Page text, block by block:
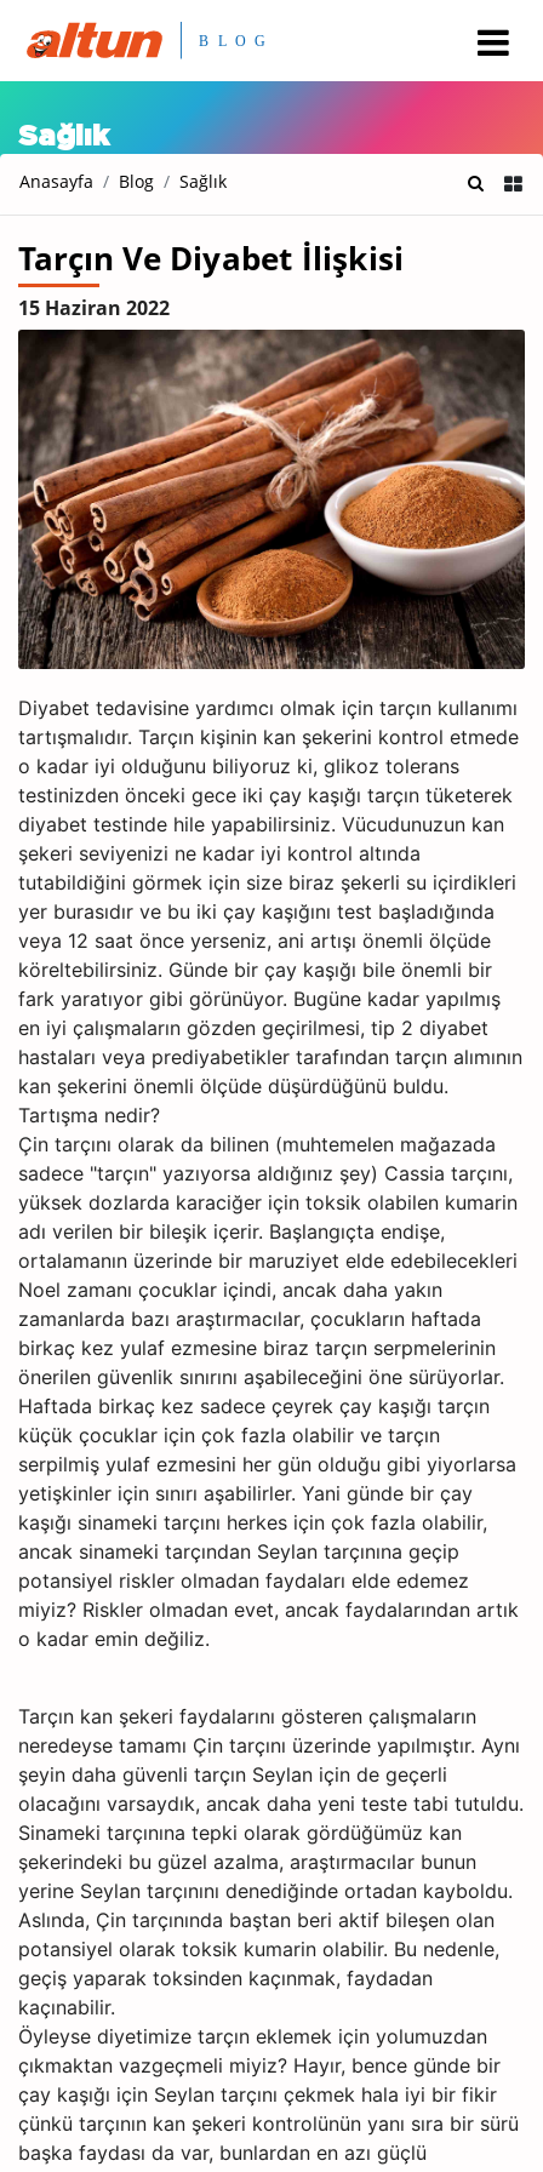
Sağlık
Anasayfa Blog Sağlık
Tarçın Ve Diyabet İlişkisi
15 Haziran 2022
Diyabet tedavisine yardımcı olmak için tarçın kullanımı
tartışmalıdır. Tarçın kişinin kan şekerini kontrol etmede
o kadar iyi olduğunu biliyoruz ki, glikoz tolerans
testinizden önceki gece iki çay kaşığı tarçın tüketerek
diyabet testinde hile yapabilirsiniz. Vücudunuzun kan
şekeri seviyenizi ne kadar iyi kontrol altında
tutabildiğini görmek için size biraz şekerli su içirdikleri
yer burasıdır ve bu iki çay kaşığını test başladığında
veya 12 saat önce yerseniz, ani artışı önemli ölçüde
köreltebilirsiniz. Günde bir çay kaşığı bile önemli bir
fark yaratıyor gibi görünüyor. Bugüne kadar yapılmış
en iyi çalışmaların gözden geçirilmesi, tip 2 diyabet
hastaları veya prediyabetikler tarafından tarçın alımının
kan şekerini önemli ölçüde düşürdüğünü buldu.
Tartışma nedir?
Çin tarçını olarak da bilinen (muhtemelen mağazada
sadece "tarçın" yazıyorsa aldığınız şey) Cassia tarçını,
yüksek dozlarda karaciğer için toksik olabilen kumarin
adı verilen bir bileşik içerir. Başlangıçta endişe,
ortalamanın üzerinde bir maruziyet elde edebilecekleri
Noel zamanı çocuklar içindi, ancak daha yakın
zamanlarda bazı araştırmacılar, çocukların haftada
birkaç kez yulaf ezmesine biraz tarçın serpmelerinin
önerilen güvenlik sınırını aşabileceğini öne sürüyorlar.
Haftada birkaç kez sadece çeyrek çay kaşığı tarçın
küçük çocuklar için çok fazla olabilir ve tarçın
serpilmiş yulaf ezmesini her gün olduğu gibi yiyorlarsa
yetişkinler için sınırı aşabilirler. Yani günde bir çay
kaşığı sinameki tarçını herkes için çok fazla olabilir,
ancak sinameki tarçından Seylan tarçınına geçip
potansiyel riskler olmadan faydaları elde edemez
miyiz? Riskler olmadan evet, ancak faydalarından artık
o kadar emin değiliz.
Tarçın kan şekeri faydalarını gösteren çalışmaların
neredeyse tamamı Çin tarçını üzerinde yapılmıştır. Aynı
şeyin daha güvenli tarçın Seylan için de geçerli
olacağını varsaydık, ancak daha yeni teste tabi tutuldu.
Sinameki tarçınına tepki olarak gördüğümüz kan
şekerindeki bu güzel azalma, araştırmacılar bunun
yerine Seylan tarçınını denediğinde ortadan kayboldu.
Aslında, Çin tarçınında baştan beri aktif bileşen olan
potansiyel olarak toksik kumarin olabilir. Bu nedenle,
geçiş yaparak toksinden kaçınmak, faydadan
kaçınabilir.
Öyleyse diyetimize tarçın eklemek için yolumuzdan
çıkmaktan vazgeçmeli miyiz? Hayır, bence günde bir
çay kaşığı için Seylan tarçını çekmek hala iyi bir fikir
çünkü tarçının kan şekeri kontrolünün yanı sıra bir sürü
başka faydası da var, bunlardan en azı güçlü